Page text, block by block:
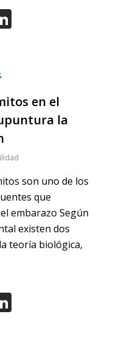
en el
la
son uno de los
que
embarazo Según
existen dos
teoría biológica,